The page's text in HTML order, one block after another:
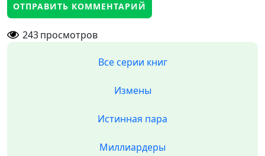
243просмотров
Все серии книг
Измены
Истинная пара
Миллиардеры